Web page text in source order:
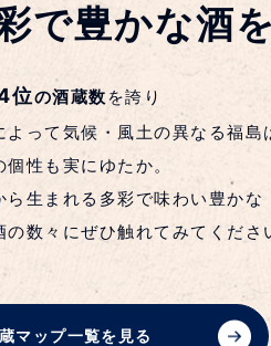
で豊かな酒
位の酒蔵数を誇り
よって気候・風土の異なる福島
個性も実にゆたか。
ら生まれる多彩で味わい豊かな
の数々にぜひ触れてみてくださ
マップ一覧を見る